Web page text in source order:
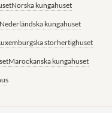
Norska kungahuset
Nederländska kungahuset
storhertighuset
Marockanska kungahuset